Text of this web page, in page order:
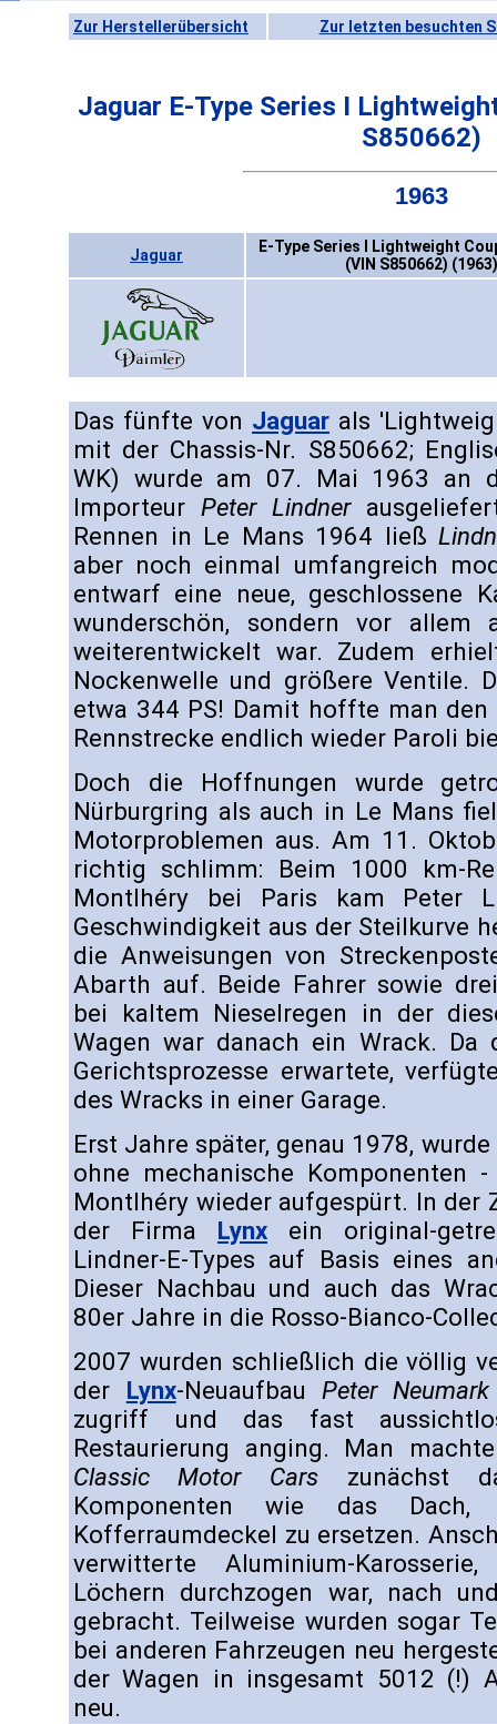
Zur Herstellerübersicht Zur letzten besuchten
Jaguar E-Type Series I
S850662)
1963
Jaguar
E-Type Series I Lightweight
(VIN S850662) (1963)
Das fünfte von Jaguar als
mit der Chassis-Nr. S850662;
WK) wurde am 07. Mai 1963 an
ImporteurPeter Lindner
Rennen in Le Mans 1964 ließ
aber noch einmal umfangreich
entwarf eine neue, geschlossene
wunderschön, sondern vor allem
weiterentwickelt war. Zudem
Nockenwelle und größere Ventile.
etwa 344 PS! Damit hoffte man den
Rennstrecke endlich wieder Paroli
Doch die Hoffnungen wurde
Nürburgring als auch in Le Mans
Motorproblemen aus. Am 11.
richtig schlimm: Beim 1000 km-
Montlhéry bei Paris kam Peter
Geschwindigkeit aus der Steilkurve
die Anweisungen von
Abarth auf. Beide Fahrer sowie
bei kaltem Nieselregen in der
Wagen war danach ein Wrack. Da
Gerichtsprozesse erwartete,
des Wracks in einer Garage.
Erst Jahre später, genau 1978,
ohne mechanische Komponenten
Montlhéry wieder aufgespürt. In der
der Firma Lynx ein original-
Lindner-E-Types auf Basis eines
Dieser Nachbau und auch das
80er Jahre in die Rosso-Bianco-
2007 wurden schließlich die völlig
der Lynx-NeuaufbauPeter Neumark
zugriff und das fast
Restaurierung anging. Man
Classic Motor Carszunächst
Komponenten wie das
Kofferraumdeckel zu ersetzen.
verwitterte Aluminium-
Löchern durchzogen war, nach
gebracht. Teilweise wurden sogar
bei anderen Fahrzeugen neu
der Wagen in insgesamt 5012 (!)
neu.